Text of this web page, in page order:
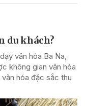
du khách?
văn hóa Ba Na,
không gian văn hóa
hóa đặc sắc thu